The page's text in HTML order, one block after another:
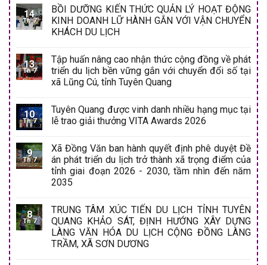
14
Th 7
BỒI DƯỠNG KIẾN THỨC QUẢN LÝ HOẠT ĐỘNG
KINH DOANH LỮ HÀNH GẮN VỚI VẬN CHUYỂN
KHÁCH DU LỊCH
13
Th 7
Tập huấn nâng cao nhận thức cộng đồng về phát
triển du lịch bền vững gắn với chuyển đổi số tại
xã Lũng Cú, tỉnh Tuyên Quang
10
Th 7
Tuyên Quang được vinh danh nhiều hạng mục tại
lễ trao giải thưởng VITA Awards 2026
9
Th 7
Xã Đồng Văn ban hành quyết định phê duyệt Đề
án phát triển du lịch trở thành xã trọng điểm của
tỉnh giai đoạn 2026 - 2030, tầm nhìn đến năm
2035
8
Th 7
TRUNG TÂM XÚC TIẾN DU LỊCH TỈNH TUYÊN
QUANG KHẢO SÁT, ĐỊNH HƯỚNG XÂY DỰNG
LÀNG VĂN HÓA DU LỊCH CỘNG ĐỒNG LÀNG
TRẦM, XÃ SƠN DƯƠNG